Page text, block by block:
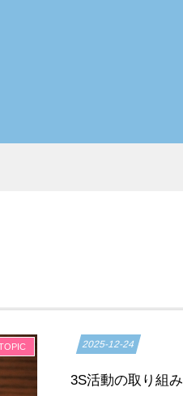
2025-12-24
3S活動の取り組み